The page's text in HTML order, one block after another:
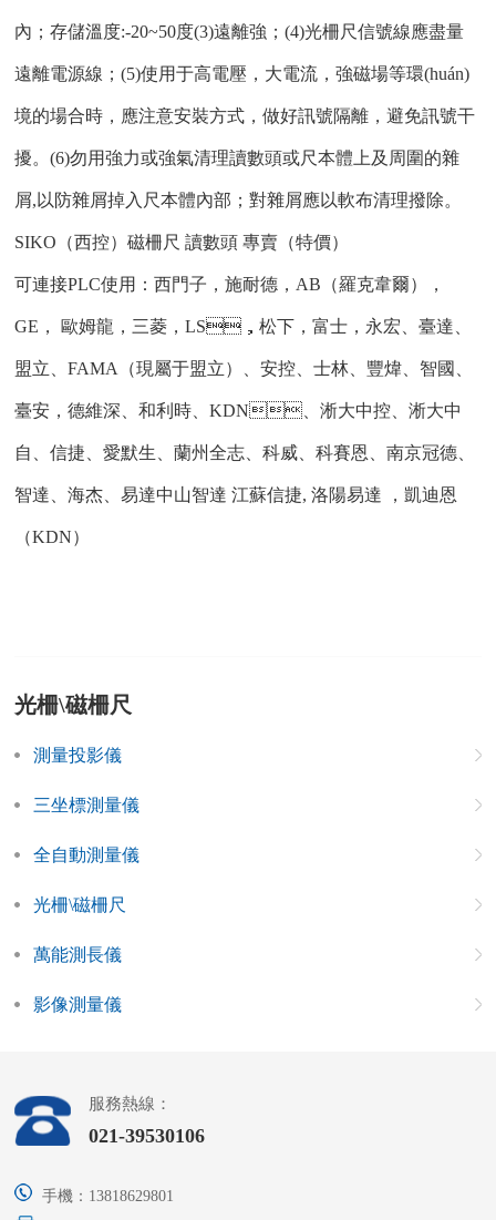
內；存儲溫度:-20~50度(3)遠離強；(4)光柵尺信號線應盡量
遠離電源線；(5)使用于高電壓，大電流，強磁場等環(huán)
境的場合時，應注意安裝方式，做好訊號隔離，避免訊號干
擾。(6)勿用強力或強氣清理讀數頭或尺本體上及周圍的雜
屑,以防雜屑掉入尺本體內部；對雜屑應以軟布清理撥除。
SIKO（西控）磁柵尺 讀數頭 專賣（特價）
可連接PLC使用：西門子，施耐德，AB（羅克韋爾），
GE， 歐姆龍，三菱，LS，松下，富士，永宏、臺達、
盟立、FAMA（現屬于盟立）、安控、士林、豐煒、智國、
臺安，德維深、和利時、KDN、淅大中控、淅大中
自、信捷、愛默生、蘭州全志、科威、科賽恩、南京冠德、
智達、海杰、易達中山智達 江蘇信捷, 洛陽易達 ，凱迪恩
（KDN）
光柵\磁柵尺
測量投影儀
三坐標測量儀
全自動測量儀
光柵\磁柵尺
萬能測長儀
影像測量儀
服務熱線：
021-39530106
手機：13818629801